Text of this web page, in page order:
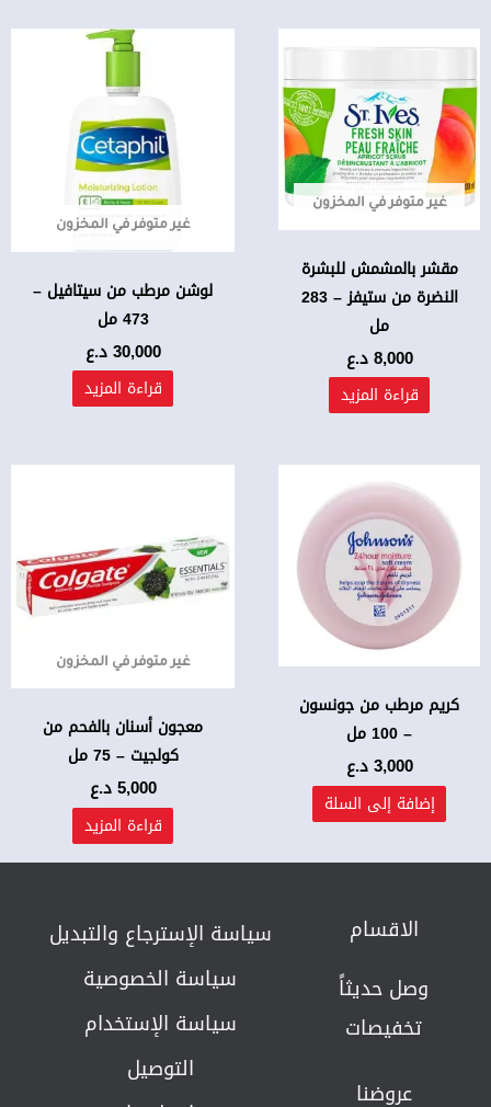
غير متوفر في المخزون
مقشر بالمشمش للبشرة
النضرة من ستيفز – 283
مل
8,000د.ع
قراءة المزيد
غير متوفر في المخزون
لوشن مرطب من سيتافيل –
473 مل
30,000د.ع
قراءة المزيد
كريم مرطب من جونسون
– 100 مل
3,000د.ع
إضافة إلى السلة
غير متوفر في المخزون
معجون أسنان بالفحم من
كولجيت – 75 مل
5,000د.ع
قراءة المزيد
الاقسام
وصل حديثاً
تخفيصات
عروضنا
سياسة الإسترجاع والتبديل​
سياسة الخصوصية
سياسة الإستخدام
التوصيل